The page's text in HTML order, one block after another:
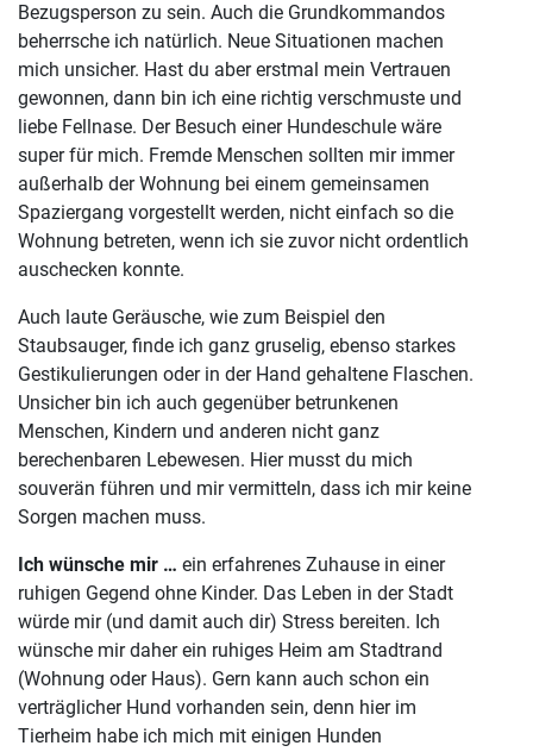
Bezugsperson zu sein. Auch die Grundkommandos
beherrsche ich natürlich. Neue Situationen machen
mich unsicher. Hast du aber erstmal mein Vertrauen
gewonnen, dann bin ich eine richtig verschmuste und
liebe Fellnase. Der Besuch einer Hundeschule wäre
super für mich. Fremde Menschen sollten mir immer
außerhalb der Wohnung bei einem gemeinsamen
Spaziergang vorgestellt werden, nicht einfach so die
Wohnung betreten, wenn ich sie zuvor nicht ordentlich
auschecken konnte.
Auch laute Geräusche, wie zum Beispiel den
Staubsauger, finde ich ganz gruselig, ebenso starkes
Gestikulierungen oder in der Hand gehaltene Flaschen.
Unsicher bin ich auch gegenüber betrunkenen
Menschen, Kindern und anderen nicht ganz
berechenbaren Lebewesen. Hier musst du mich
souverän führen und mir vermitteln, dass ich mir keine
Sorgen machen muss.
Ich wünsche mir … ein erfahrenes Zuhause in einer
ruhigen Gegend ohne Kinder. Das Leben in der Stadt
würde mir (und damit auch dir) Stress bereiten. Ich
wünsche mir daher ein ruhiges Heim am Stadtrand
(Wohnung oder Haus). Gern kann auch schon ein
verträglicher Hund vorhanden sein, denn hier im
Tierheim habe ich mich mit einigen Hunden